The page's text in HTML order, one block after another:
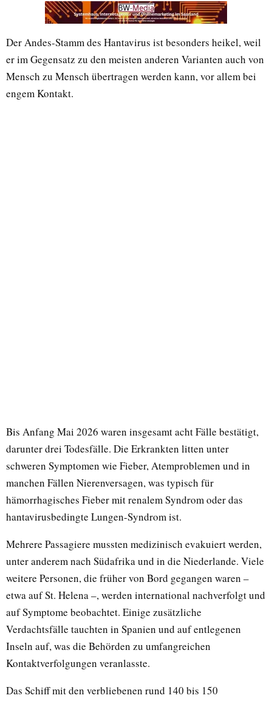
Der Andes-Stamm des Hantavirus ist besonders heikel, weil
er im Gegensatz zu den meisten anderen Varianten auch von
Mensch zu Mensch übertragen werden kann, vor allem bei
engem Kontakt.
Bis Anfang Mai 2026 waren insgesamt acht Fälle bestätigt,
darunter drei Todesfälle. Die Erkrankten litten unter
schweren Symptomen wie Fieber, Atemproblemen und in
manchen Fällen Nierenversagen, was typisch für
hämorrhagisches Fieber mit renalem Syndrom oder das
hantavirusbedingte Lungen-Syndrom ist.
Mehrere Passagiere mussten medizinisch evakuiert werden,
unter anderem nach Südafrika und in die Niederlande. Viele
weitere Personen, die früher von Bord gegangen waren –
etwa auf St. Helena –, werden international nachverfolgt und
auf Symptome beobachtet. Einige zusätzliche
Verdachtsfälle tauchten in Spanien und auf entlegenen
Inseln auf, was die Behörden zu umfangreichen
Kontaktverfolgungen veranlasste.
Das Schiff mit den verbliebenen rund 140 bis 150